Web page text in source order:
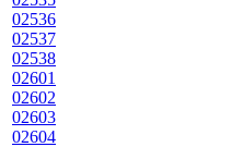
02536
02537
02538
02601
02602
02603
02604